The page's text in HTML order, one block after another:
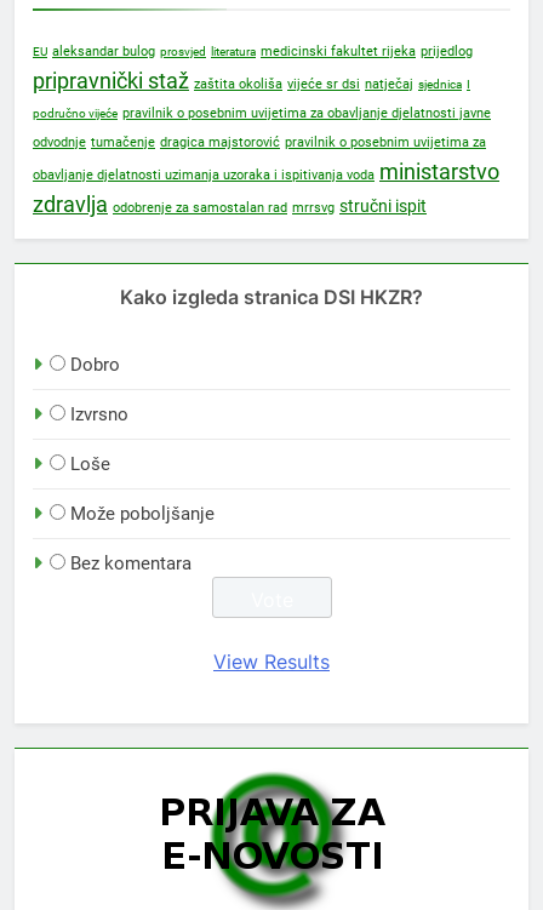
EU aleksandar bulog prosvjed literatura medicinski fakultet rijeka prijedlog
pripravnički staž zaštita okoliša vijeće sr dsi natječaj sjednica
područno vijeće pravilnik o posebnim uvijetima za obavljanje djelatnosti javne
odvodnje tumačenje dragica majstorović pravilnik o posebnim uvijetima za
obavljanje djelatnosti uzimanja uzoraka i ispitivanja voda ministarstvo
zdravlja odobrenje za samostalan rad mrrsvg stručni ispit
Kako izgleda stranica DSI HKZR?
Dobro
Izvrsno
Loše
Može poboljšanje
Bez komentara
View Results